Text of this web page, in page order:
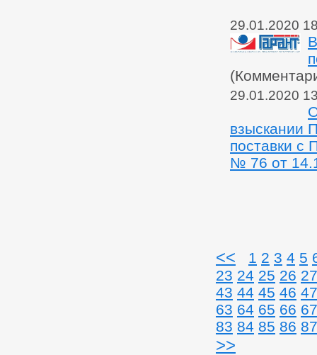
29.01.2020
29.01.2020
взыскании
поставки с
№ 76 от
<< 1 2 3 4 5
23 24 25 26 27
43 44 45 46 47
63 64 65 66 67
83 84 85 86 87
>>